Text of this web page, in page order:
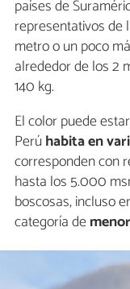
países de
representativos de
metro o un poco
alrededor de los 2
140 kg.
El color puede
Perúhabita en
corresponden con
hasta los 5.000
boscosas, incluso
categoría de